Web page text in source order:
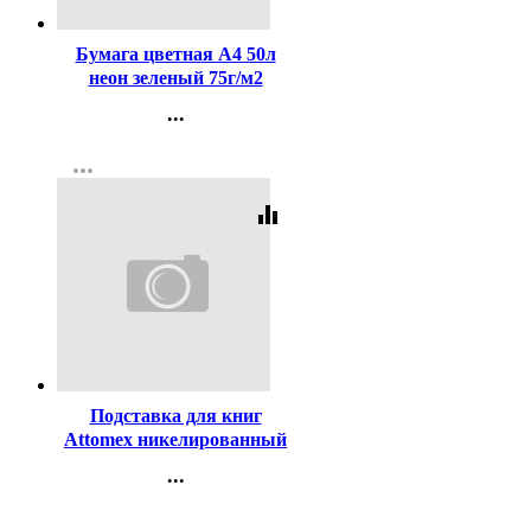
Бумага цветная А4 50л
неон зеленый 75г/м2
...
Регистрация
more_horiz
equalizer
Подставка для книг
Attomex никелированный
18х17см арт.8063013
...